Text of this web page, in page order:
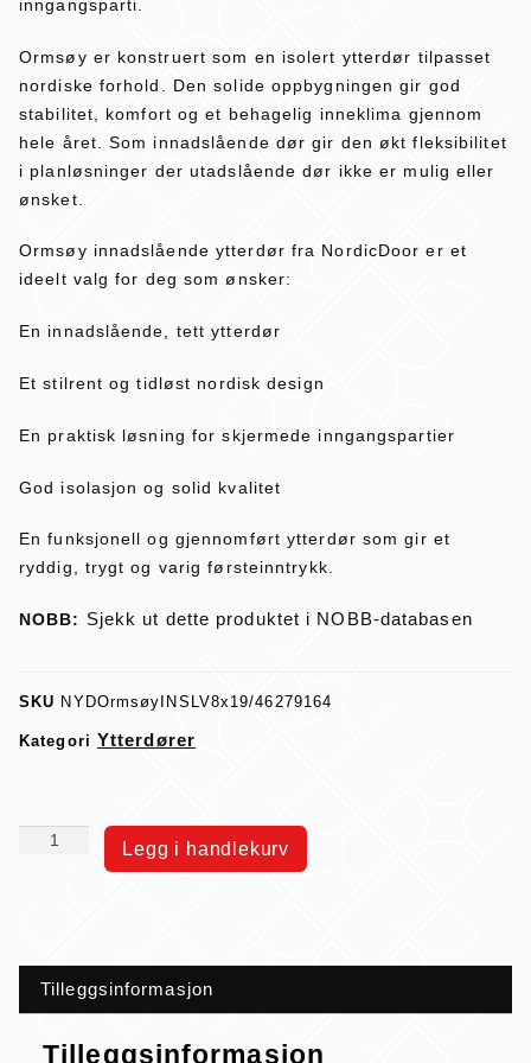
inngangsparti.
Ormsøy er konstruert som en isolert ytterdør tilpasset
nordiske forhold. Den solide oppbygningen gir god
stabilitet, komfort og et behagelig inneklima gjennom
hele året. Som innadslående dør gir den økt fleksibilitet
i planløsninger der utadslående dør ikke er mulig eller
ønsket.
Ormsøy innadslående ytterdør fra NordicDoor er et
ideelt valg for deg som ønsker:
En innadslående, tett ytterdør
Et stilrent og tidløst nordisk design
En praktisk løsning for skjermede inngangspartier
God isolasjon og solid kvalitet
En funksjonell og gjennomført ytterdør som gir et
ryddig, trygt og varig førsteinntrykk.
NOBB: Sjekk ut dette produktet i NOBB-databasen
SKU NYDOrmsøyINSLV8x19/46279164
Kategori Ytterdører
Legg i handlekurv
Tilleggsinformasjon
Tilleggsinformasjon